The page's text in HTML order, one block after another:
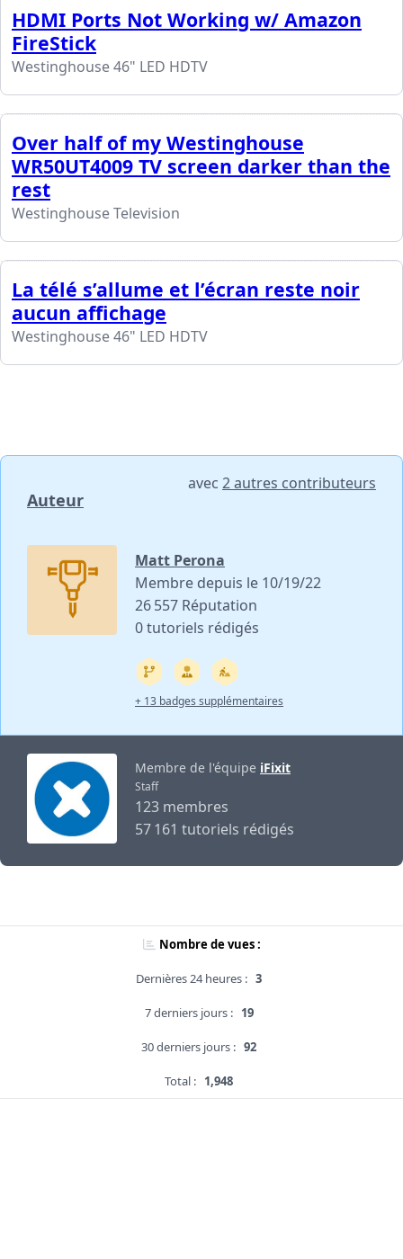
HDMI Ports Not Working w/ Amazon
FireStick
Westinghouse 46" LED HDTV
Over half of my Westinghouse
WR50UT4009 TV screen darker than the
rest
Westinghouse Television
La télé s’allume et l’écran reste noir
aucun affichage
Westinghouse 46" LED HDTV
Auteur
avec 2 autres contributeurs
Matt Perona
Membre depuis le 10/19/22
26 557 Réputation
0 tutoriels rédigés
+ 13 badges supplémentaires
Membre de l'équipe iFixit
Staff
123 membres
57 161 tutoriels rédigés
Nombre de vues :
Dernières 24 heures : 3
7 derniers jours : 19
30 derniers jours : 92
Total : 1,948